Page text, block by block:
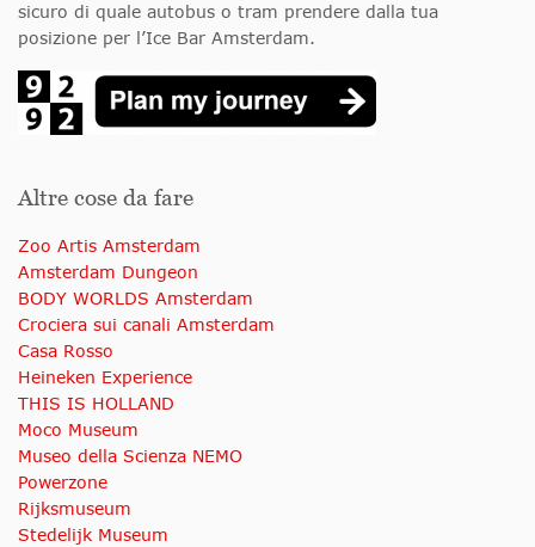
sicuro di quale autobus o tram prendere dalla tua
posizione per l’Ice Bar Amsterdam.
Altre cose da fare
Zoo Artis Amsterdam
Amsterdam Dungeon
BODY WORLDS Amsterdam
Crociera sui canali Amsterdam
Casa Rosso
Heineken Experience
THIS IS HOLLAND
Moco Museum
Museo della Scienza NEMO
Powerzone
Rijksmuseum
Stedelijk Museum